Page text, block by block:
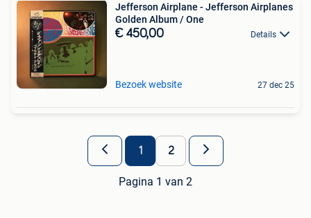
Jefferson Airplane - Jefferson Airplanes
Golden Album / One
€ 450,00 Details
Bezoek website 27 dec 25
1 2
Pagina 1 van 2